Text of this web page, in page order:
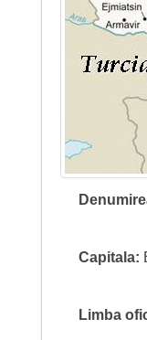
Capitala:
Limba